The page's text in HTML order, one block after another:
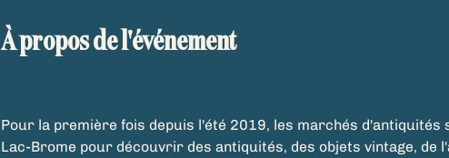
À propos de l'événement
Pour la première fois depuis l'été 2019, les marchés
Lac-Brome pour découvrir des antiquités, des objets vintage, de